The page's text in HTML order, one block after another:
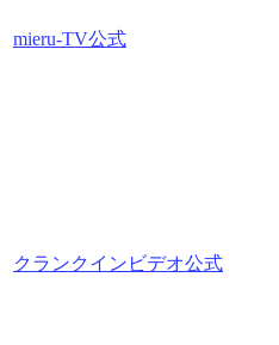
mieru-TV公式
クランクインビデオ公式